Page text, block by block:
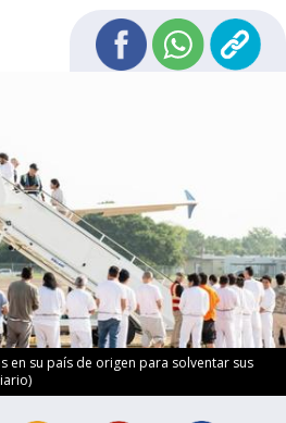
en su país de origen para solventar sus